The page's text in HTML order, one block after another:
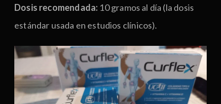
Dosis recomendada: 10 gramos al día (la dosis
estándar usada en estudios clínicos).